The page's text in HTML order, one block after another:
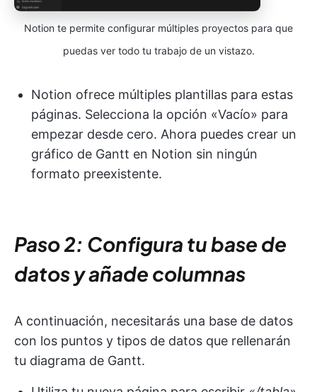
Notion te permite configurar múltiples proyectos para que
puedas ver todo tu trabajo de un vistazo.
Notion ofrece múltiples plantillas para estas
páginas. Selecciona la opción «Vacío» para
empezar desde cero. Ahora puedes crear un
gráfico de Gantt en Notion sin ningún
formato preexistente.
Paso 2: Configura tu base de
datos y añade columnas
A continuación, necesitarás una base de datos
con los puntos y tipos de datos que rellenarán
tu diagrama de Gantt.